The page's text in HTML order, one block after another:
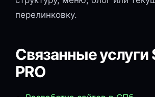
перелинковку.
Связанные услуги
PRO